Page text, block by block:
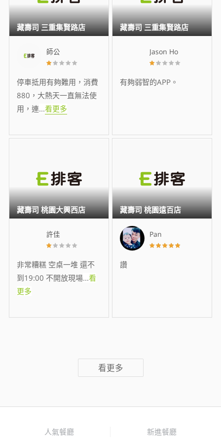
師公
停車抵用有夠難用，消費
880，大熱天一直無法使
用，連...看更多
藏壽司 三重集賢路店
Jason Ho
有夠弱智的APP。
藏壽司 三重集賢路店
許佳
非常糟糕 空桌一堆 還不
到19:00 不開放現場...看
更多
藏壽司 桃園大興西店
Pan
讚
藏壽司 桃園遠百店
看更多
人氣餐廳 新進餐廳